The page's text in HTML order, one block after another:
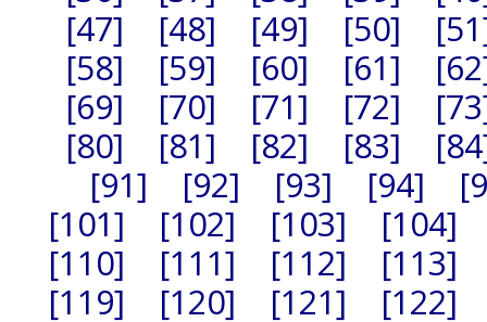
[47]
[48] [49] [50]
[58]
[59] [60] [61]
[69]
[70] [71] [72]
[80]
[81] [82] [83]
[91]
[92] [93] [94]
[101]
[102] [103]
[104]
[110]
[111] [112]
[113]
[119]
[120] [121]
[122]